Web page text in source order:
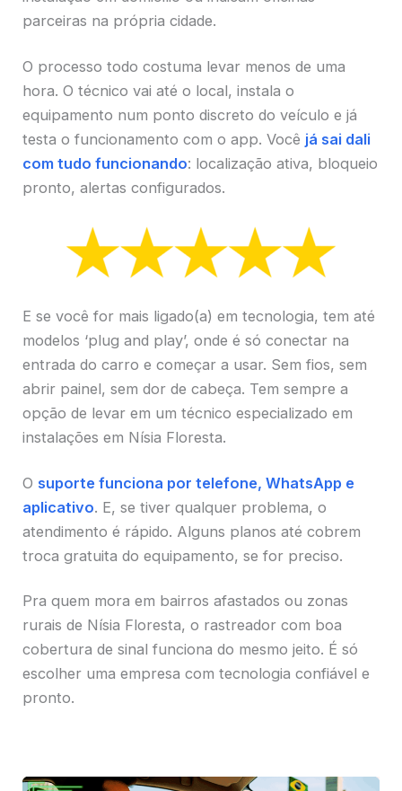
parceiras na própria cidade.
O processo todo costuma levar menos de uma
hora. O técnico vai até o local, instala o
equipamento num ponto discreto do veículo e já
testa o funcionamento com o app. Você já sai dali
com tudo funcionando: localização ativa, bloqueio
pronto, alertas configurados.
E se você for mais ligado(a) em tecnologia, tem até
modelos ‘plug and play’, onde é só conectar na
entrada do carro e começar a usar. Sem fios, sem
abrir painel, sem dor de cabeça. Tem sempre a
opção de levar em um técnico especializado em
instalações em Nísia Floresta.
O suporte funciona por telefone, WhatsApp e
aplicativo. E, se tiver qualquer problema, o
atendimento é rápido. Alguns planos até cobrem
troca gratuita do equipamento, se for preciso.
Pra quem mora em bairros afastados ou zonas
rurais de Nísia Floresta, o rastreador com boa
cobertura de sinal funciona do mesmo jeito. É só
escolher uma empresa com tecnologia confiável e
pronto.